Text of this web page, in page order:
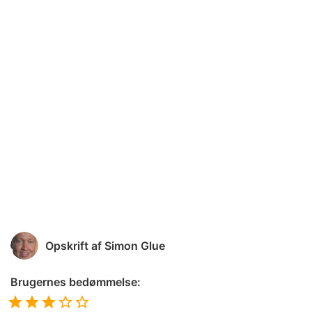
Opskrift af Simon Glue
Brugernes bedømmelse: